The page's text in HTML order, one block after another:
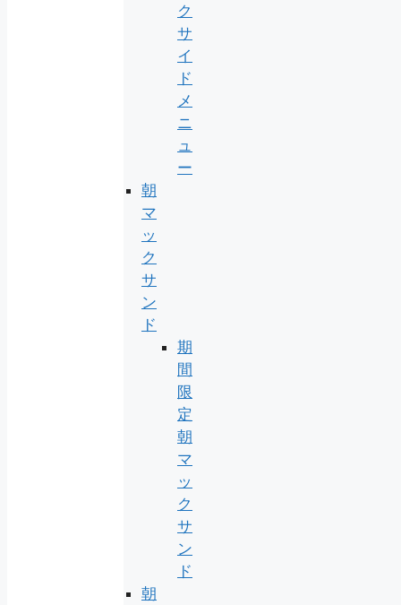
ク
サ
イ
ド
メ
ニ
ュ
ー
朝
マ
ッ
ク
サ
ン
ド
期
間
限
定
朝
マ
ッ
ク
サ
ン
ド
朝